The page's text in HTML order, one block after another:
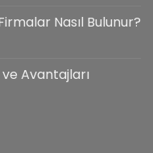
Nasıl Bulunur?
Avantajları